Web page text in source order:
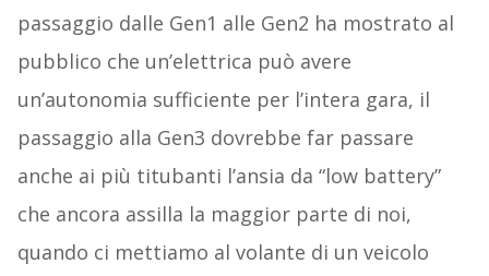
passaggio dalle Gen1 alle Gen2 ha mostrato al
pubblico che un’elettrica può avere
un’autonomia sufficiente per l’intera gara, il
passaggio alla Gen3 dovrebbe far passare
anche ai più titubanti l’ansia da “low battery”
che ancora assilla la maggior parte di noi,
quando ci mettiamo al volante di un veicolo